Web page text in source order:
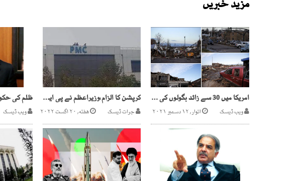
مزید خبریں
امریکا میں 30 سے زائد بگولوں کی زد میں آئی ہر شے ملیا میٹ ،70افرادسے زائدہلاک
ویب ڈیسک اتوار, ۱۲ دسمبر ۲۰۲۱
کرپشن کا الزام،وزیراعظم نے پی ایم سی ارکان تبدیل کردیے
جرات ڈیسک هفته, ۲۰ اگست ۲۰۲۲ ویب ڈیسک